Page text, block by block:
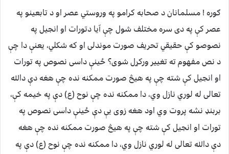
ګوره ! مسلمانان د صحابه کرامو په وروستي عصر او د تابعینو په
عصر کې په دی سره مختلف شول چې آیا دتورات او انجیل په
نصوصو کې حقیقي تحریف صورت موندلی او که شکلي، یعنې دا چې
د نص مفهوم ته تغییر ورکړل شوی؟ ځینې داسی نصوص په تورات
او انجیل کې شته چې په هیڅ صورت ممکنه نده چې هغه دې دالله
تعالی له لوري نازل وي، دا ممکنه نده چې نوح (ع) دې په خیمه کې،
بربنډ نشه پروت وي اود هغه زوی یې دېځینې داسی نصوص په
تورات او انجیل کې شته چې په هیڅ صورت ممکنه نده چې هغه
دې دالله تعالی له لوري نازل وي، دا ممکنه نده چې نوح (ع) دې په